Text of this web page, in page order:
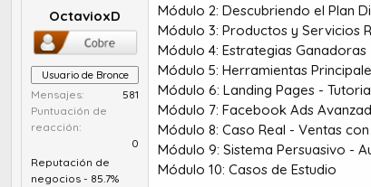
m
a
n
c
i
o
OctavioxD
Usuario de Bronce
Mensajes
581
Puntuación de
reacción
0
Reputación de
negocios - 85.7%
Módulo 2: Descubriendo el Plan
Módulo 3: Productos y Servicios
Módulo 4: Estrategias Ganadoras​
Módulo 5: Herramientas
Módulo 6: Landing Pages -
Módulo 7: Facebook Ads
Módulo 8: Caso Real - Ventas
Módulo 9: Sistema Persuasivo -
Módulo 10: Casos de Estudio​